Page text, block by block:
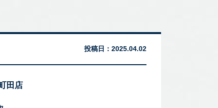
投稿日： 2025.04.02
田店